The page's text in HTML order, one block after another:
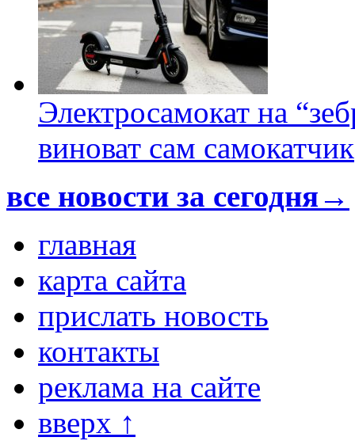
Электросамокат на
виноват сам самокатчик
все новости за сегодня→
главная
карта сайта
прислать новость
контакты
реклама на сайте
вверх ↑